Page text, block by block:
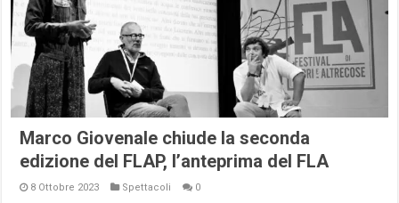
Marco Giovenale chiude la seconda
edizione del FLAP, l’anteprima del FLA
8 Ottobre 2023 Spettacoli 0